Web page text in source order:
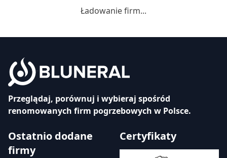
Ładowanie firm...
Przeglądaj, porównuj i wybieraj spośród
renomowanych firm pogrzebowych w Polsce.
Ostatnio dodane
firmy
Certyfikaty